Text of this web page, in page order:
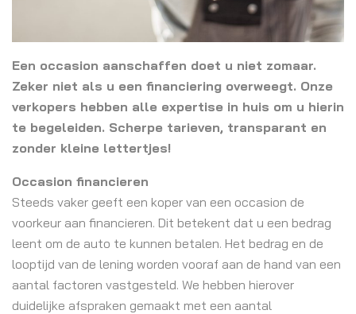
Een occasion aanschaffen doet u niet zomaar.
Zeker niet als u een financiering overweegt. Onze
verkopers hebben alle expertise in huis om u hierin
te begeleiden. Scherpe tarieven, transparant en
zonder kleine lettertjes!
Occasion financieren
Steeds vaker geeft een koper van een occasion de
voorkeur aan financieren. Dit betekent dat u een bedrag
leent om de auto te kunnen betalen. Het bedrag en de
looptijd van de lening worden vooraf aan de hand van een
aantal factoren vastgesteld. We hebben hierover
duidelijke afspraken gemaakt met een aantal